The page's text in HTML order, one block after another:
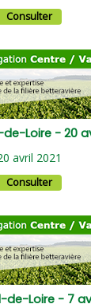
Consulter
Loire - 20
avril 2021
Consulter
Loire - 7